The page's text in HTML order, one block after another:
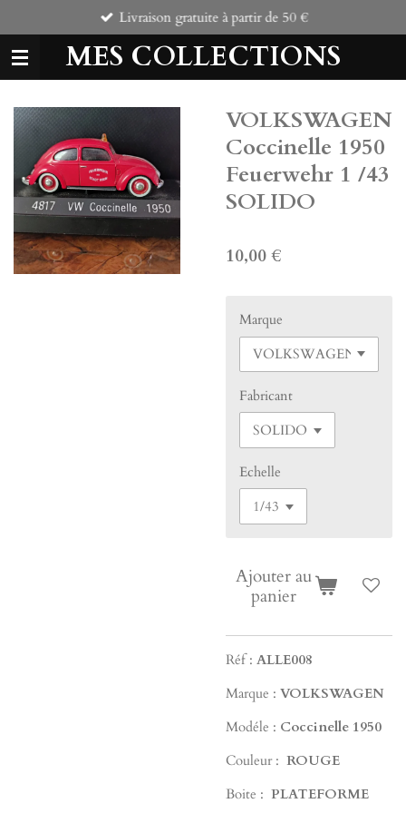
au
contenu
principal
MES COLLECTIONS
Livraison gratuite à partir de 50 €
VOLKSWAGEN
Coccinelle 1950
Feuerwehr 1 /43
SOLIDO
10,00 €
Marque
Fabricant
Echelle
Ajouter au
panier
Réf : ALLE008
Marque : VOLKSWAGEN
Modéle : Coccinelle 1950
Couleur : ROUGE
Boite : PLATEFORME